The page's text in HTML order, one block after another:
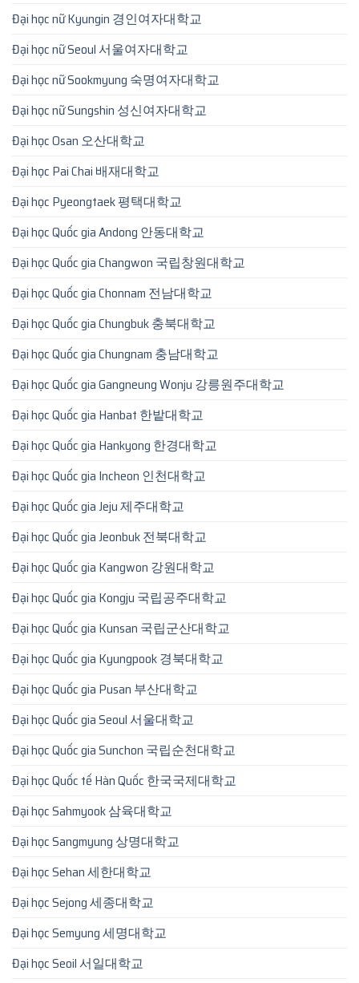
Đại học nữ Kyungin 경인여자대학교
Đại học nữ Seoul 서울여자대학교
Đại học nữ Sookmyung 숙명여자대학교
Đại học nữ Sungshin 성신여자대학교
Đại học Osan 오산대학교
Đại học Pai Chai 배재대학교
Đại học Pyeongtaek 평택대학교
Đại học Quốc gia Andong 안동대학교
Đại học Quốc gia Changwon 국립창원대학교
Đại học Quốc gia Chonnam 전남대학교
Đại học Quốc gia Chungbuk 충북대학교
Đại học Quốc gia Chungnam 충남대학교
Đại học Quốc gia Gangneung Wonju 강릉원주대학교
Đại học Quốc gia Hanbat 한밭대학교
Đại học Quốc gia Hankyong 한경대학교
Đại học Quốc gia Incheon 인천대학교
Đại học Quốc gia Jeju 제주대학교
Đại học Quốc gia Jeonbuk 전북대학교
Đại học Quốc gia Kangwon 강원대학교
Đại học Quốc gia Kongju 국립공주대학교
Đại học Quốc gia Kunsan 국립군산대학교
Đại học Quốc gia Kyungpook 경북대학교
Đại học Quốc gia Pusan 부산대학교
Đại học Quốc gia Seoul 서울대학교
Đại học Quốc gia Sunchon 국립순천대학교
Đại học Quốc tế Hàn Quốc 한국국제대학교
Đại học Sahmyook 삼육대학교
Đại học Sangmyung 상명대학교
Đại học Sehan 세한대학교
Đại học Sejong 세종대학교
Đại học Semyung 세명대학교
Đại học Seoil 서일대학교